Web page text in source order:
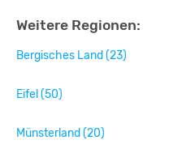
Weitere Regionen:
Bergisches Land (23)
Eifel (50)
Münsterland (20)